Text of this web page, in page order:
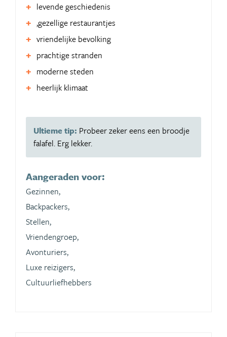
levende geschiedenis
,gezellige restaurantjes
vriendelijke bevolking
prachtige stranden
moderne steden
heerlijk klimaat
Ultieme tip: Probeer zeker eens een broodje
falafel. Erg lekker.
Aangeraden voor:
Gezinnen,
Backpackers,
Stellen,
Vriendengroep,
Avonturiers,
Luxe reizigers,
Cultuurliefhebbers